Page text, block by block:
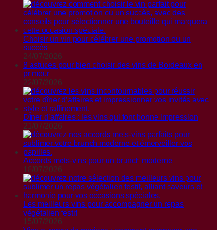
Choisir un vin pour célébrer une promotion ou un
succès
24/07/2026
8 astuces pour bien choisir des vins de Bordeaux en
primeur
22/07/2026
Dîner d’affaires : les vins qui font bonne impression
21/07/2026
Accords mets-vins pour un brunch moderne
18/07/2026
Les meilleurs vins pour accompagner un repas
végétalien festif
15/07/2026